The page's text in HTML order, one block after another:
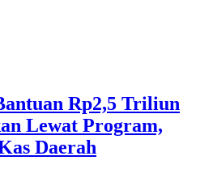
Rp2,5 Triliun
Lewat Program,
Daerah